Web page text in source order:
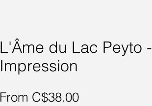
L'Âme du Lac Peyto -
Impression
From C$38.00Sale